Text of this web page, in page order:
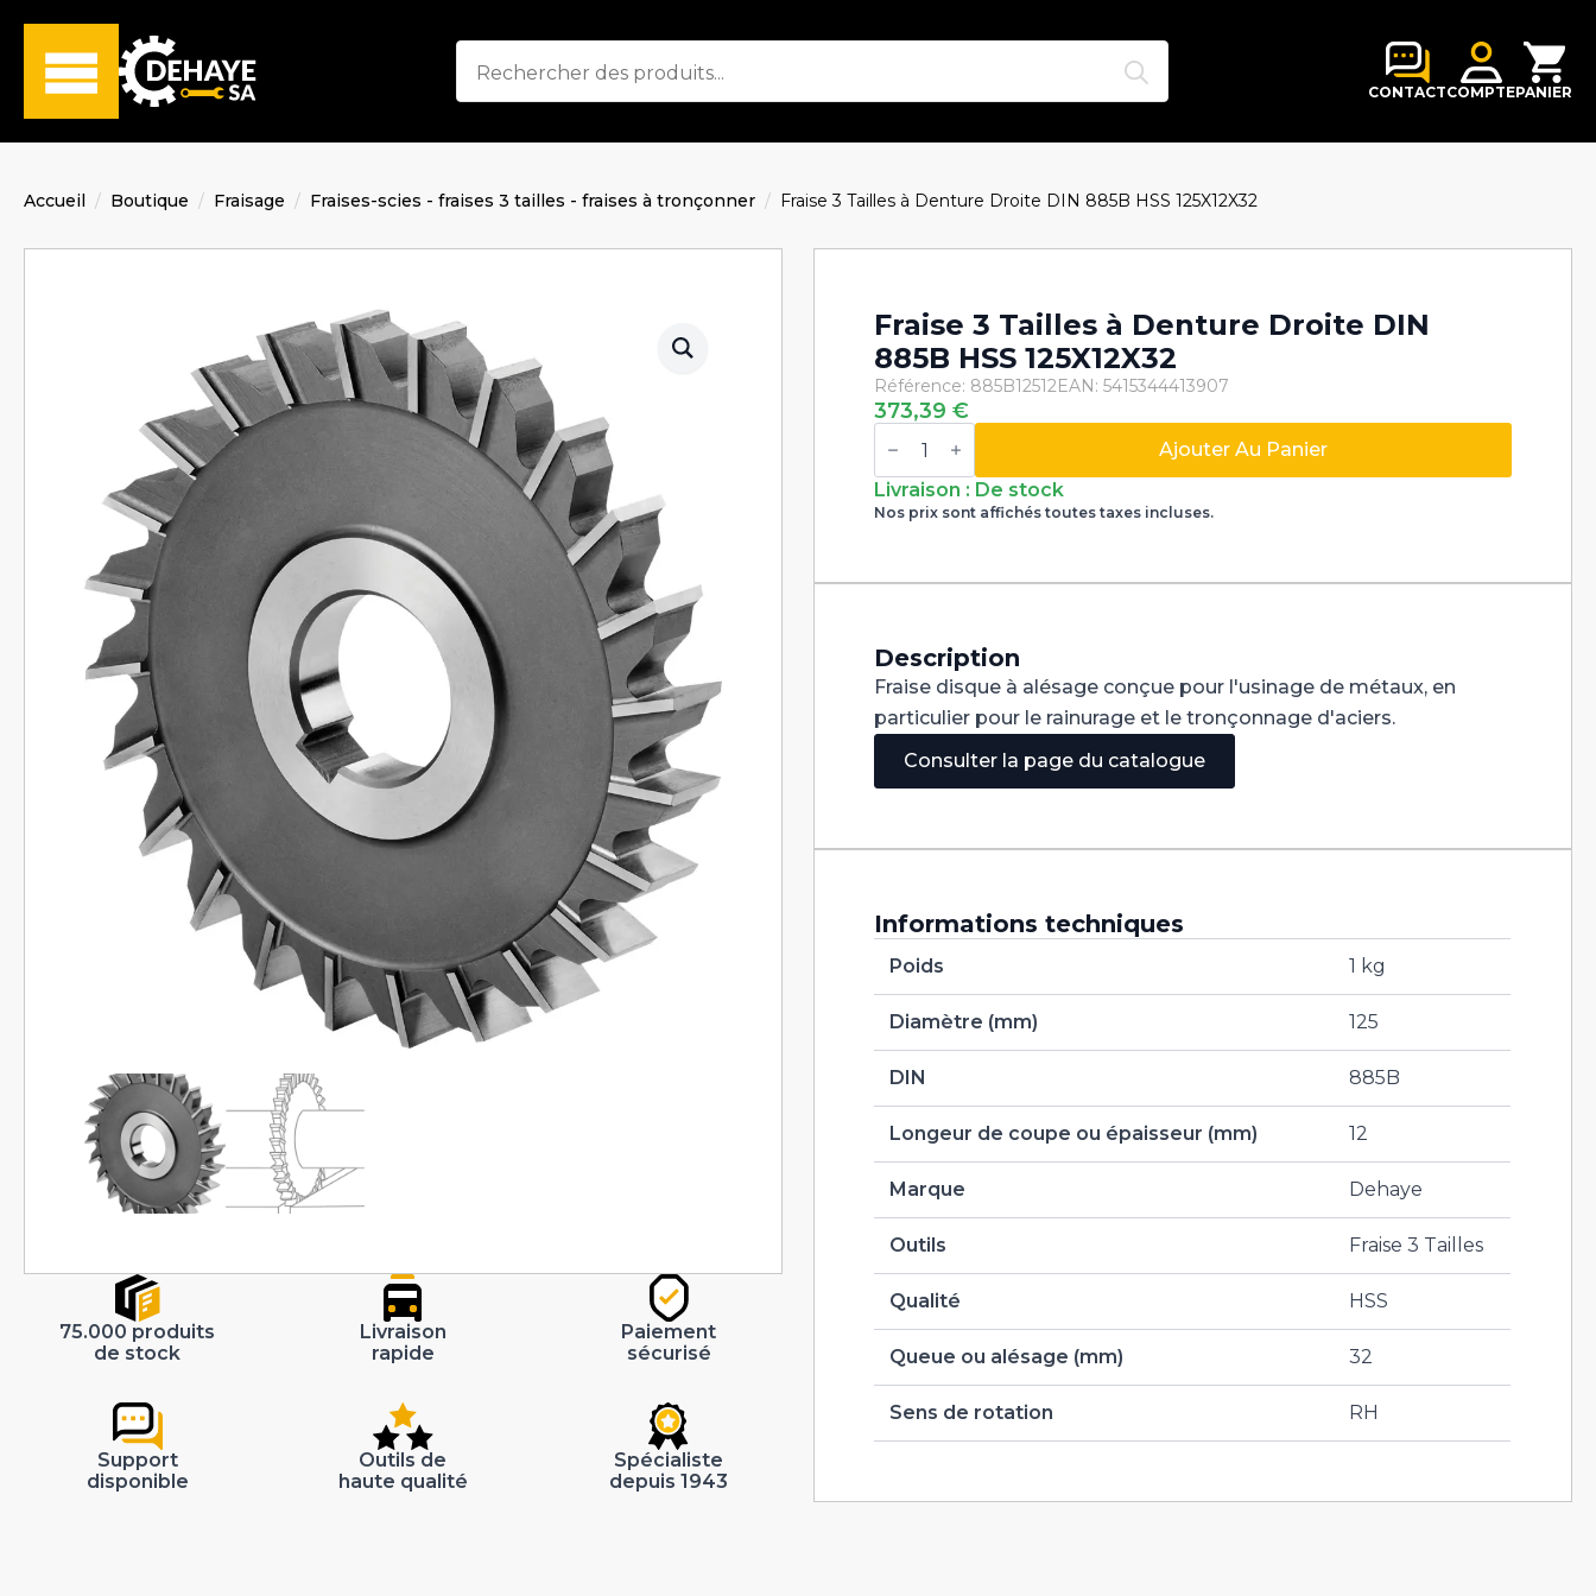
CONTACTCOMPTEPANIER
Accueil Boutique Fraisage Fraises-scies - fraises 3 tailles - fraises à tronçonner Fraise 3 Tailles à Denture Droite DIN 885B HSS 125X12X32
75.000 produits
de stock
Livraison
rapide
Paiement
sécurisé
Support
disponible
Outils de
haute qualité
Spécialiste
depuis 1943
Fraise 3 Tailles à Denture Droite DIN
885B HSS 125X12X32
Référence: 885B12512EAN: 5415344413907
373,39€
quantité
de
3
Tailles
à
DIN
Ajouter Au Panier
Livraison : De stock
Nos prix sont affichés toutes taxes incluses.
Description
Fraise disque à alésage conçue pour l'usinage de métaux, en
particulier pour le rainurage et le tronçonnage d'aciers.
Consulter la page du catalogue
Informations techniques
Poids 1 kg
Diamètre (mm) 125
DIN 885B
Longeur de coupe ou épaisseur (mm) 12
Marque Dehaye
Outils Fraise 3 Tailles
Qualité HSS
Queue ou alésage (mm) 32
Sens de rotation RH